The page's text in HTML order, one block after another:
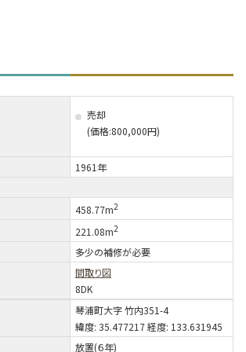
売却
(価格:800,000円)
1961年
458.77m2
221.08m2
多少の補修が必要
間取り図
8DK
琴浦町大字 竹内351-4
緯度: 35.477217 経度: 133.631945
放置(６年)